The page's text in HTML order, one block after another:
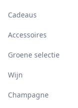
Cadeaus
Accessoires
Groene selectie
Wijn
Champagne